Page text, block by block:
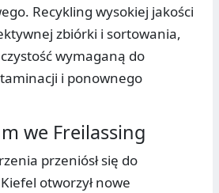
Recykling wysokiej jakości
zbiórki i sortowania,
wymaganą do
i ponownego
we Freilassing
przeniósł się do
otworzył nowe